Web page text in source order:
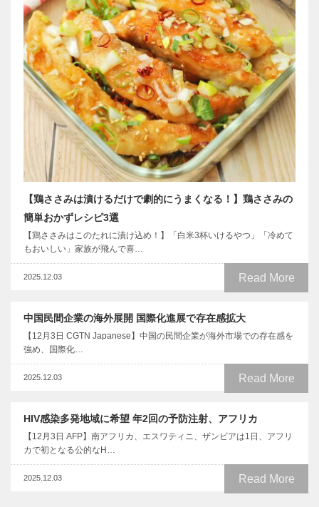
【鶏ささみは漬けるだけで劇的にうまくなる！】鶏ささみの
簡単おかずレシピ3選
【鶏ささみはこのたれに漬け込め！】「白米3杯いけるやつ」「冷めて
もおいしい」家族が飛んで喜…
Read More
2025.12.03
中国民間企業の海外展開 国際化進展で存在感拡大
【12月3日 CGTN Japanese】中国の民間企業が海外市場での存在感を
強め、国際化…
Read More
2025.12.03
HIV感染多発地域に希望 年2回の予防注射、アフリカ
【12月3日 AFP】南アフリカ、エスワティニ、ザンビアは1日、アフリ
カで初となる公的なH…
Read More
2025.12.03